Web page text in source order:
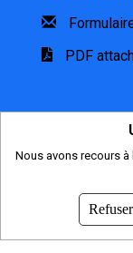
PDF
Nous avons recours
Refuser